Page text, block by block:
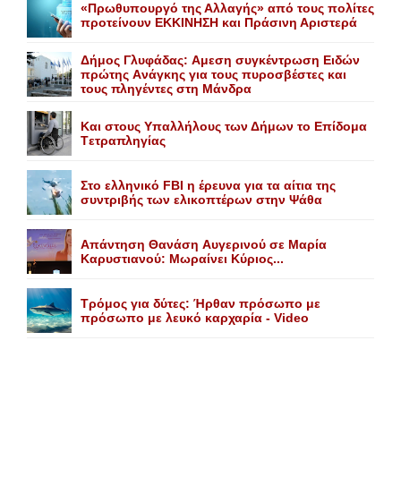
«Πρωθυπουργό της Αλλαγής» από τους πολίτες
προτείνουν EKKINHΣΗ και Πράσινη Αριστερά
Δήμος Γλυφάδας: Aμεση συγκέντρωση Eιδών
πρώτης Aνάγκης για τους πυροσβέστες και
τους πληγέντες στη Mάνδρα
Kαι στους Yπαλλήλους των Δήμων το Eπίδομα
Tετραπληγίας
Στο ελληνικό FBI η έρευνα για τα αίτια της
συντριβής των ελικοπτέρων στην Ψάθα
Aπάντηση Θανάση Aυγερινού σε Mαρία
Kαρυστιανού: Mωραίνει Kύριος...
Τρόμος για δύτες: Ήρθαν πρόσωπο με
πρόσωπο με λευκό καρχαρία - Video